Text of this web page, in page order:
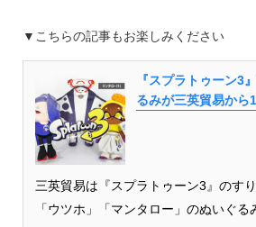
▼こちらの記事もお楽しみください
『スプラトゥーン3
るみが三英貿易から
三英貿易は『スプラトゥーン3』のす
「ウツホ」「マンタロー」のぬいぐる